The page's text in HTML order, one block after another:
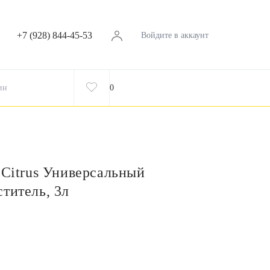
+7 (928) 844-45-53 Войдите в аккаунт
0
Универсальный
3л